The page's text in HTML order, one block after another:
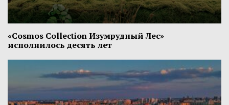
«Cosmos Collection Изумрудный Лес»
исполнилось десять лет